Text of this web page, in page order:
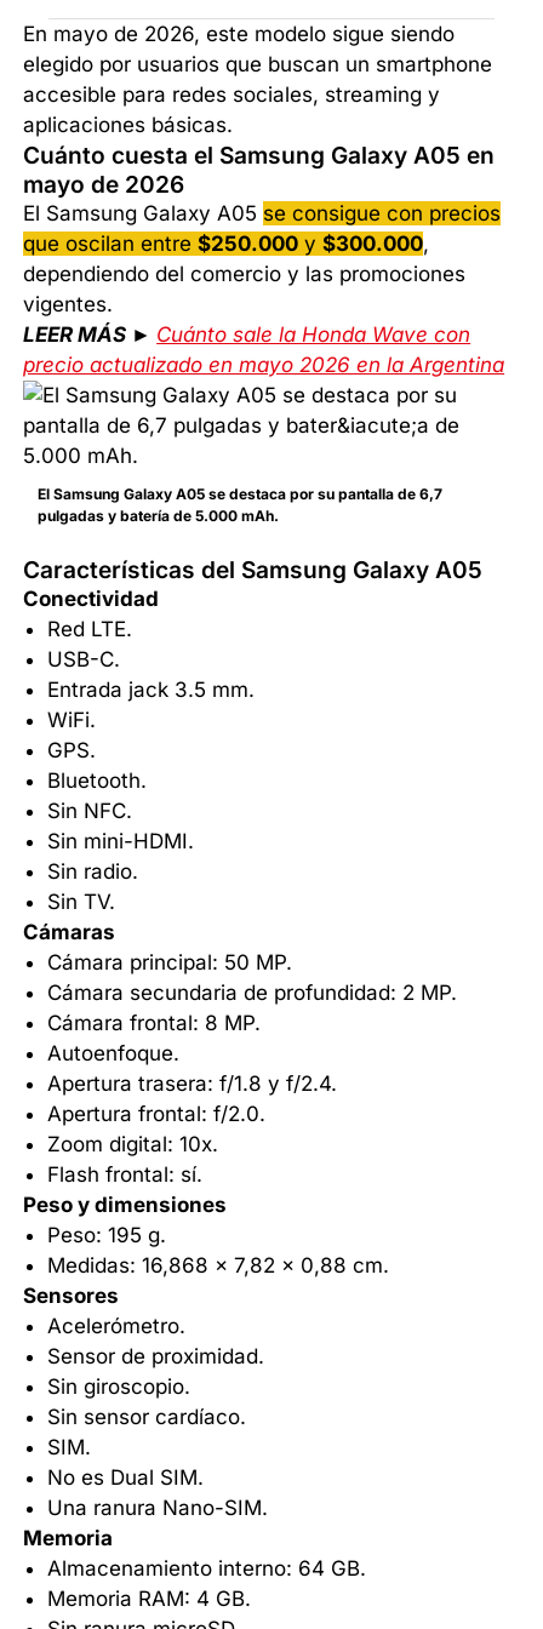
En mayo de 2026, este modelo sigue siendo
elegido por usuarios que buscan un smartphone
accesible para redes sociales, streaming y
aplicaciones básicas.
Cuánto cuesta el Samsung Galaxy A05 en
mayo de 2026
El Samsung Galaxy A05 se consigue con precios
que oscilan entre$250.000 y$300.000,
dependiendo del comercio y las promociones
vigentes.
LEER MÁS ► Cuánto sale la Honda Wave con
precio actualizado en mayo 2026 en la Argentina
El Samsung Galaxy A05 se destaca por su pantalla de 6,7
pulgadas y batería de 5.000 mAh.
Características del Samsung Galaxy A05
Conectividad
Red LTE.
USB-C.
Entrada jack 3.5 mm.
WiFi.
GPS.
Bluetooth.
Sin NFC.
Sin mini-HDMI.
Sin radio.
Sin TV.
Cámaras
Cámara principal: 50 MP.
Cámara secundaria de profundidad: 2 MP.
Cámara frontal: 8 MP.
Autoenfoque.
Apertura trasera: f/1.8 y f/2.4.
Apertura frontal: f/2.0.
Zoom digital: 10x.
Flash frontal: sí.
Peso y dimensiones
Peso: 195 g.
Medidas: 16,868 x 7,82 x 0,88 cm.
Sensores
Acelerómetro.
Sensor de proximidad.
Sin giroscopio.
Sin sensor cardíaco.
SIM.
No es Dual SIM.
Una ranura Nano-SIM.
Memoria
Almacenamiento interno: 64 GB.
Memoria RAM: 4 GB.